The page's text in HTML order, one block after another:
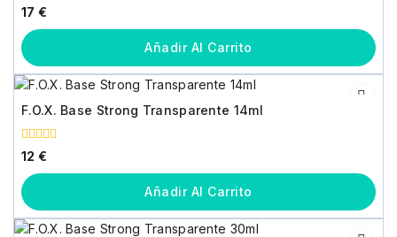
0
fuera
de
5
17 €
Añadir Al Carrito
F.O.X. Base Strong Transparente 14ml
0
fuera
de
5
12 €
Añadir Al Carrito